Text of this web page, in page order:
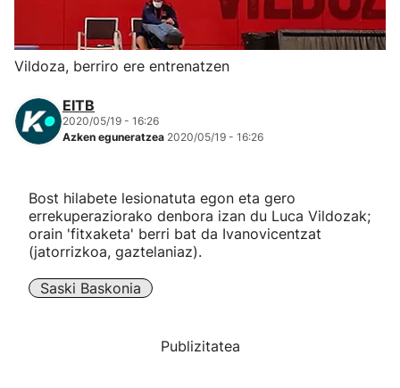
Herri-kirolak
Eskubaloia
Kirolak 360
Mendi-lasterketak
Vildoza, berriro ere entrenatzen
EITB
2020/05/19 - 16:26
Azken eguneratzea 2020/05/19 - 16:26
Bost hilabete lesionatuta egon eta gero
errekuperaziorako denbora izan du Luca Vildozak;
orain 'fitxaketa' berri bat da Ivanovicentzat
(jatorrizkoa, gaztelaniaz).
Saski Baskonia
Publizitatea